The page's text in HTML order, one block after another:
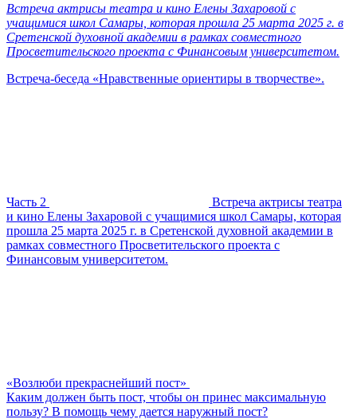
Встреча актрисы театра и кино Елены Захаровой с
учащимися школ Самары, которая прошла 25 марта 2025 г. в
Сретенской духовной академии в рамках совместного
Просветительского проекта с Финансовым университетом.
Встреча-беседа «Нравственные ориентиры в творчестве».
Часть 2
Встреча актрисы театра
и кино Елены Захаровой с учащимися школ Самары, которая
прошла 25 марта 2025 г. в Сретенской духовной академии в
рамках совместного Просветительского проекта с
Финансовым университетом.
«Возлюби прекраснейший пост»
Каким должен быть пост, чтобы он принес максимальную
пользу? В помощь чему дается наружный пост?